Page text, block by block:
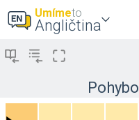
Umímeto
Angličtina